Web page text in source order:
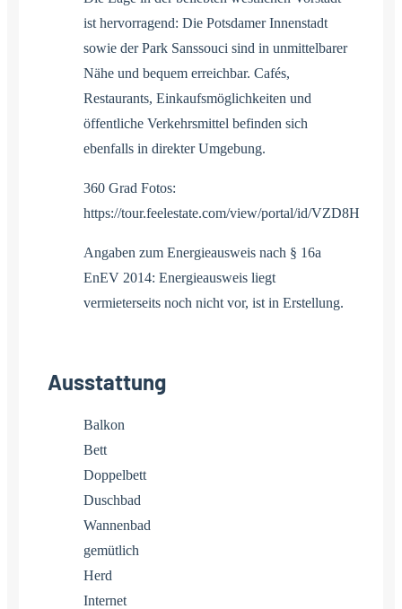
ist hervorragend: Die Potsdamer Innenstadt
sowie der Park Sanssouci sind in unmittelbarer
Nähe und bequem erreichbar. Cafés,
Restaurants, Einkaufsmöglichkeiten und
öffentliche Verkehrsmittel befinden sich
ebenfalls in direkter Umgebung.
360 Grad Fotos:
https://tour.feelestate.com/view/portal/id/VZD8H
Angaben zum Energieausweis nach § 16a
EnEV 2014: Energieausweis liegt
vermieterseits noch nicht vor, ist in Erstellung.
Ausstattung
Balkon
Bett
Doppelbett
Duschbad
Wannenbad
gemütlich
Herd
Internet